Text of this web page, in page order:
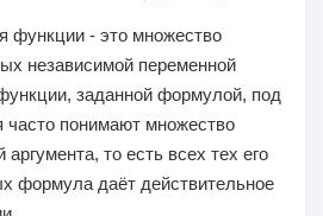
функции - это множество
независимой переменной
заданной формулой, под
часто понимают множество
то есть всех тех его
формула даёт действительное